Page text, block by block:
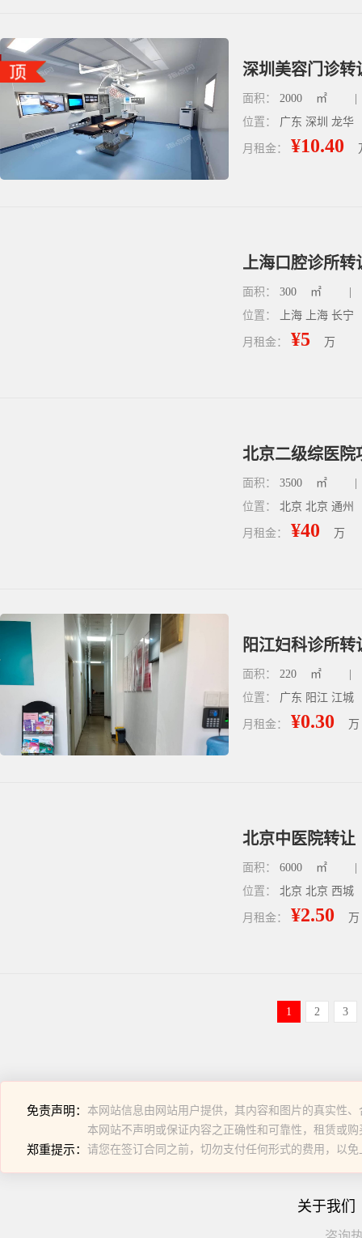
深圳美容门诊转
面积： 2000 ㎡
位置： 广东 深圳 龙华
月租金： ¥10.40
上海口腔诊所转
面积： 300 ㎡
位置：
上海 上海 长宁
月租金： ¥5 万
北京二级综医院
面积： 3500 ㎡
位置： 北京 北京 通州
月租金： ¥40 万
阳江妇科诊所转
面积： 220 ㎡
位置： 广东 阳江 江城
月租金： ¥0.30 万
北京中医院转让
面积： 6000 ㎡
位置： 北京 北京 西城
月租金： ¥2.50 万
1 2 3
免责声明： 本网站信息由网站用户提供，其内容和图片的真实性
本网站不声明或保证内容之正确性和可靠性，租赁或
郑重提示： 请您在签订合同之前，切勿支付任何形式的费用，以免
关于我们